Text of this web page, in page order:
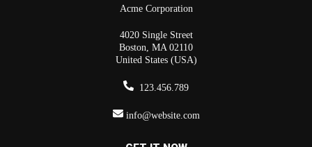
Acme Corporation
4020 Single Street
Boston, MA 02110
United States (USA)
123.456.789
info@website.com